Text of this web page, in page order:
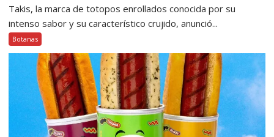
Takis, la marca de totopos enrollados conocida por su
intenso sabor y su característico crujido, anunció...
Botanas